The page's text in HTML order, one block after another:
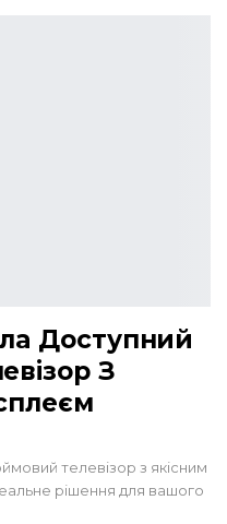
Доступний
З
телевізор з якісним
рішення для вашого